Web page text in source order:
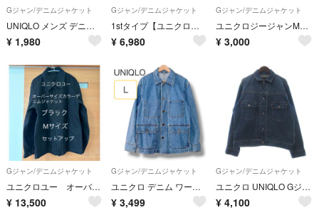
Gジャン/デニムジャケット
UNIQLO メンズ デニムジャケット Gジャン ライトブルー
¥ 1,980
Gジャン/デニムジャケット
1stタイプ【ユニクロ】XL/デニムジャケット/濃紺/506XXモデル
¥ 6,980
Gジャン/デニムジャケット
ユニクロジージャンMサイズ
¥ 3,000
Gジャン/デニムジャケット
ユニクロユー オーバーサイズカラーデニムジャケット Mサイズ パンツ29
¥ 13,500
Gジャン/デニムジャケット
ユニクロ デニム ワーク ジャケット ブルー系 L 羽織り Gジャン ゆったり
¥ 3,499
Gジャン/デニムジャケット
ユニクロ UNIQLO Gジャン デニムジャケット セカンド 青 ブルー XL
¥ 4,100